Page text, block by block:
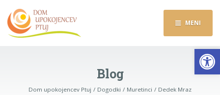
MENI
Blog
Dom upokojencev Ptuj Dogodki Muretinci Dedek Mraz